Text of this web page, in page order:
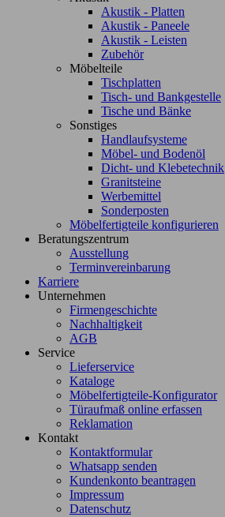
Akustik - Platten
Akustik - Paneele
Akustik - Leisten
Zubehör
Möbelteile
Tischplatten
Tisch- und Bankgestelle
Tische und Bänke
Sonstiges
Handlaufsysteme
Möbel- und Bodenöl
Dicht- und Klebetechnik
Granitsteine
Werbemittel
Sonderposten
Möbelfertigteile konfigurieren
Beratungszentrum
Ausstellung
Terminvereinbarung
Karriere
Unternehmen
Firmengeschichte
Nachhaltigkeit
AGB
Service
Lieferservice
Kataloge
Möbelfertigteile-Konfigurator
Türaufmaß online erfassen
Reklamation
Kontakt
Kontaktformular
Whatsapp senden
Kundenkonto beantragen
Impressum
Datenschutz